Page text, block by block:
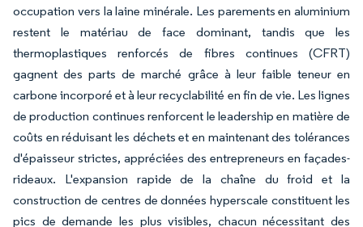
occupation vers la laine minérale. Les parements en aluminium
restent le matériau de face dominant, tandis que les
thermoplastiques renforcés de fibres continues (CFRT)
gagnent des parts de marché grâce à leur faible teneur en
carbone incorporé et à leur recyclabilité en fin de vie. Les lignes
de production continues renforcent le leadership en matière de
coûts en réduisant les déchets et en maintenant des tolérances
d'épaisseur strictes, appréciées des entrepreneurs en façades-
rideaux. L'expansion rapide de la chaîne du froid et la
construction de centres de données hyperscale constituent les
pics de demande les plus visibles, chacun nécessitant des